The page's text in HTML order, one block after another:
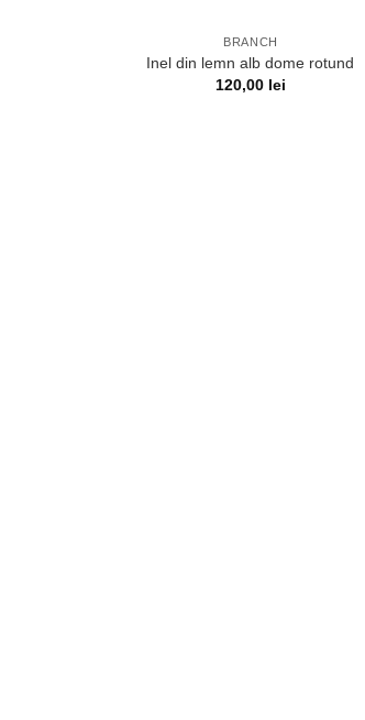
BRANCH
Inel din lemn alb dome rotund
120,00 lei